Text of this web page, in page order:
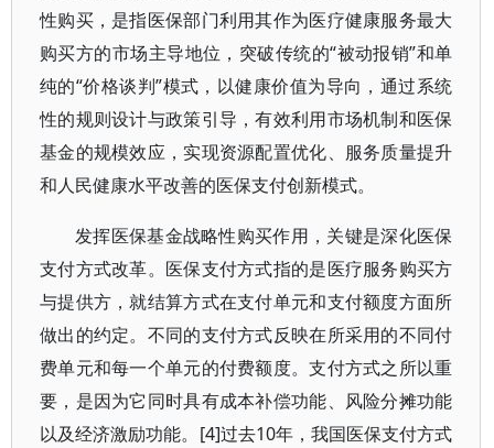
性购买，是指医保部门利用其作为医疗健康服务最大
购买方的市场主导地位，突破传统的“被动报销”和单
纯的“价格谈判”模式，以健康价值为导向，通过系统
性的规则设计与政策引导，有效利用市场机制和医保
基金的规模效应，实现资源配置优化、服务质量提升
和人民健康水平改善的医保支付创新模式。
发挥医保基金战略性购买作用，关键是深化医保
支付方式改革。医保支付方式指的是医疗服务购买方
与提供方，就结算方式在支付单元和支付额度方面所
做出的约定。不同的支付方式反映在所采用的不同付
费单元和每一个单元的付费额度。支付方式之所以重
要，是因为它同时具有成本补偿功能、风险分摊功能
以及经济激励功能。[4]过去10年，我国医保支付方式